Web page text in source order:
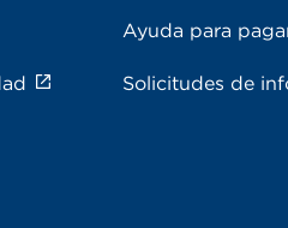
Ayuda para
Solicitudes de